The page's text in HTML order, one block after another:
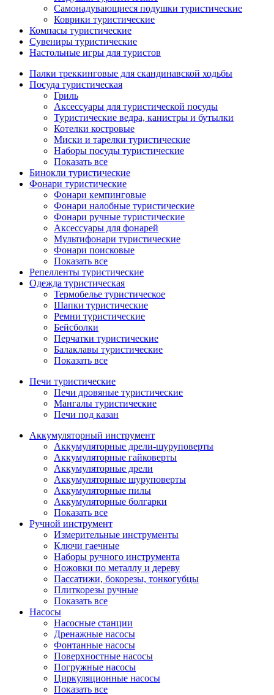
Самонадувающиеся подушки туристические
Коврики туристические
Компасы туристические
Сувениры туристические
Настольные игры для туристов
Палки треккинговые для скандинавской ходьбы
Посуда туристическая
Гриль
Аксессуары для туристической посуды
Туристические ведра, канистры и бутылки
Котелки костровые
Миски и тарелки туристические
Наборы посуды туристические
Показать все
Бинокли туристические
Фонари туристические
Фонари кемпинговые
Фонари налобные туристические
Фонари ручные туристические
Аксессуары для фонарей
Мультифонари туристические
Фонари поисковые
Показать все
Репелленты туристические
Одежда туристическая
Термобелье туристическое
Шапки туристические
Ремни туристические
Бейсболки
Перчатки туристические
Балаклавы туристические
Показать все
Печи туристические
Печи дровяные туристические
Мангалы туристические
Печи под казан
Аккумуляторный инструмент
Аккумуляторные дрели-шуруповерты
Аккумуляторные гайковерты
Аккумуляторные дрели
Аккумуляторные шуруповерты
Аккумуляторные пилы
Аккумуляторные болгарки
Показать все
Ручной инструмент
Измерительные инструменты
Ключи гаечные
Наборы ручного инструмента
Ножовки по металлу и дереву
Пассатижи, бокорезы, тонкогубцы
Плиткорезы ручные
Показать все
Насосы
Насосные станции
Дренажные насосы
Фонтанные насосы
Поверхностные насосы
Погружные насосы
Циркуляционные насосы
Показать все